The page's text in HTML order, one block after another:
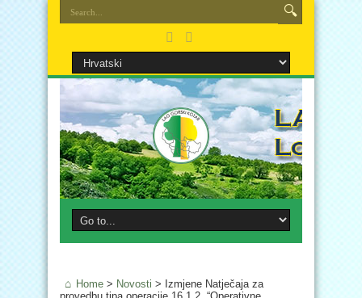
Home > Novosti > Izmjene Natječaja za